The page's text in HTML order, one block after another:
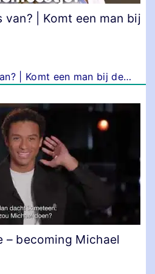
van? | Komt een man bij
| Komt een man bij de…
becoming Michael